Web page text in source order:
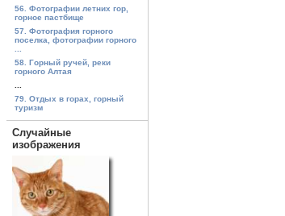
56. Фотографии летних гор,
горное пастбище
57. Фотография горного
поселка, фотографии горного
58. Горный ручей, реки
горного Алтая
79. Отдых в горах, горный
туризм
Случайные
изображения